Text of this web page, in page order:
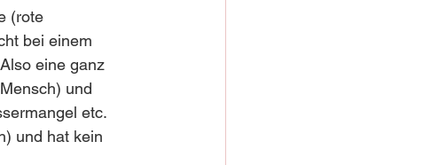
(rote
bei einem
eine ganz
und
etc.
und hat kein